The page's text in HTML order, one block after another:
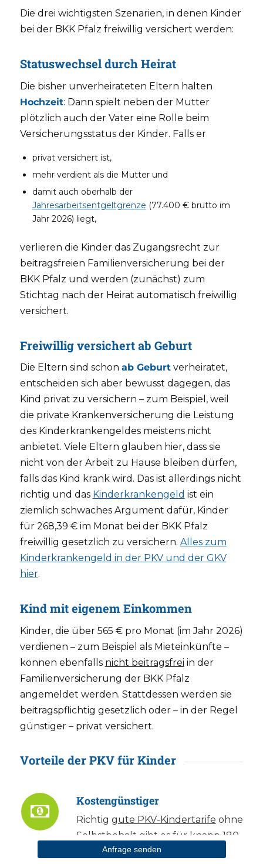
Die drei wichtigsten Szenarien, in denen Kinder
bei der BKK Pfalz freiwillig versichert werden:
Statuswechsel durch Heirat
Die bisher unverheirateten Eltern halten
Hochzeit: Dann spielt neben der Mutter
plötzlich auch der Vater eine Rolle beim
Versicherungsstatus der Kinder. Falls er
privat versichert ist,
mehr verdient als die Mutter und
damit auch oberhalb der
Jahresarbeitsentgeltgrenze (77.400 € brutto im
Jahr 2026) liegt,
verlieren die Kinder das Zugangsrecht zur
beitragsfreien Familienversicherung bei der
BKK Pfalz und werden (zunächst) zum
Stichtag nach der Heirat automatisch freiwillig
versichert.
Freiwillig versichert ab Geburt
Die Eltern sind schon ab Geburtverheiratet,
entscheiden sich aber bewusst dagegen, das
Kind privat zu versichern – zum Beispiel, weil
die private Krankenversicherung die Leistung
des Kinderkrankengeldes meistens nicht
anbietet. Viele Eltern glauben hier, dass sie
nicht von der Arbeit zu Hause bleiben dürfen,
falls das Kind krank wird. Das ist allerdings nicht
richtig und das Kinderkrankengeld ist ein
ziemlich schwaches Argument dafür, Kinder
für 268,39 € im Monat bei der BKK Pfalz
freiwillig gesetzlich zu versichern. Alles zum
Kinderkrankengeld in der PKV und der GKV
hier.
Kind mit eigenem Einkommen
Kinder, die über 565 € pro Monat (im Jahr 2026)
verdienen – zum Beispiel als Mieteinkünfte –
können ebenfalls nicht beitragsfrei in der
Familienversicherung der BKK Pfalz
angemeldet werden. Stattdessen werden sie
beitragspflichtig gesetzlich oder – in der Regel
günstiger – privat versichert.
Vorteile der PKV für Kinder
Kostengünstiger
Richtig gute PKV-Kindertarife ohne
Selbstbehalt gibt es für knapp 180
€ im Monat. Günstige PKV-
Anfrage senden